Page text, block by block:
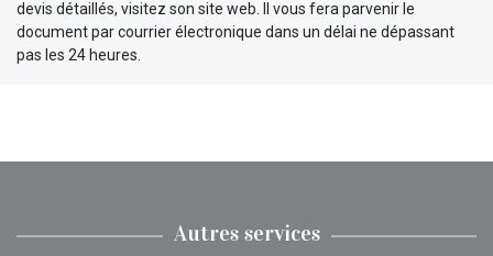
devis détaillés, visitez son site web. Il vous fera parvenir le
document par courrier électronique dans un délai ne dépassant
pas les 24 heures.
Autres services